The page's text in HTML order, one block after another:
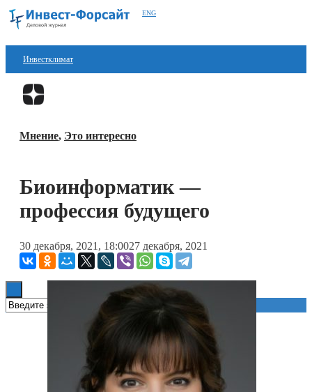
ENG
Инвестклимат
Финансы
Блокчейн
Книги
Мнение, Это интересно
Биоинформатик —
профессия будущего
30 декабря, 2021, 18:0027 декабря, 2021